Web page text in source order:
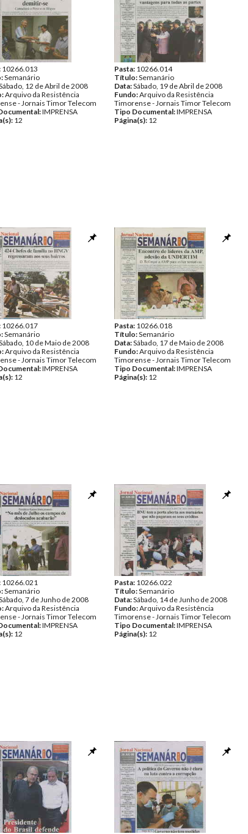
10266.013
Semanário
12 de Abril de 2008
Arquivo da Resistência
- Jornais Timor Telecom
IMPRENSA
12
Pasta: 10266.014
Título:Semanário
Data:Sábado, 19 de Abril de 2008
Fundo:Arquivo da Resistência
Timorense - Jornais Timor Telecom
Tipo Documental:IMPRENSA
Página(s): 12
10266.017
Semanário
10 de Maio de 2008
Arquivo da Resistência
- Jornais Timor Telecom
IMPRENSA
12
Pasta: 10266.018
Título:Semanário
Data:Sábado, 17 de Maio de 2008
Fundo:Arquivo da Resistência
Timorense - Jornais Timor Telecom
Tipo Documental:IMPRENSA
Página(s): 12
10266.021
Semanário
7 de Junho de 2008
Arquivo da Resistência
- Jornais Timor Telecom
IMPRENSA
12
Pasta: 10266.022
Título:Semanário
Data:Sábado, 14 de Junho de 2008
Fundo:Arquivo da Resistência
Timorense - Jornais Timor Telecom
Tipo Documental:IMPRENSA
Página(s): 12